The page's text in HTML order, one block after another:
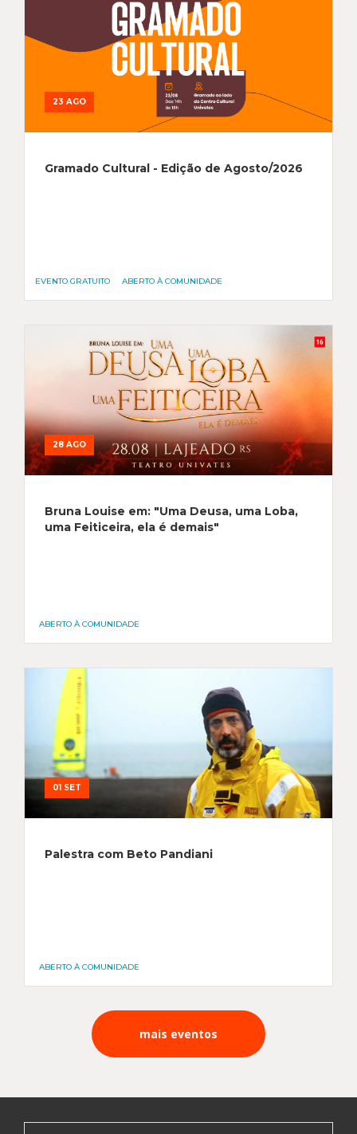
23 AGO
Gramado Cultural - Edição de Agosto/2026
EVENTO GRATUITO ABERTO À COMUNIDADE
28 AGO
Bruna Louise em: "Uma Deusa, uma Loba,
uma Feiticeira, ela é demais"
ABERTO À COMUNIDADE
01 SET
Palestra com Beto Pandiani
ABERTO À COMUNIDADE
mais eventos